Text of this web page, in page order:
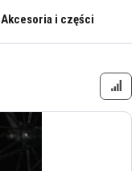
Akcesoria i części